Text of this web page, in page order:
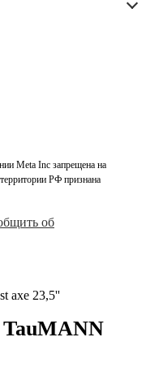
Meta Inc запрещена на
РФ признана
об
axe 23,5''
TauMANN